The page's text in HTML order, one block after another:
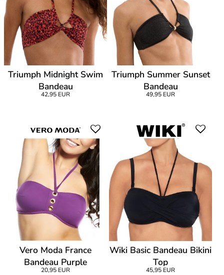
Triumph Midnight Swim
Bandeau
42,95 EUR
Triumph Summer Sunset
Bandeau
49,95 EUR
Vero Moda France
Bandeau Purple
20,95 EUR
Wiki Basic Bandeau Bikini
Top
45,95 EUR